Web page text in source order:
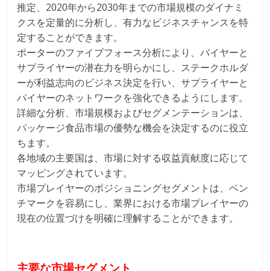
推定、2020年から2030年までの市場規模のダイナミ
クスを定量的に分析し、有力なビジネスチャンスを特
定することができます。
ポーターのファイブフォース分析により、バイヤーと
サプライヤーの潜在力を明らかにし、ステークホルダ
ーが利益志向のビジネス決定を行い、サプライヤーと
バイヤーのネットワークを強化できるようにします。
詳細な分析、市場規模およびセグメンテーションは、
パッケージ食品市場の優勢な機会を決定するのに役立
ちます。
各地域の主要国は、市場に対する収益貢献度に応じて
マッピングされています。
市場プレイヤーのポジショニングセグメントは、ベン
チマークを容易にし、業界における市場プレイヤーの
現在の位置づけを明確に理解することができます。
主要な市場セグメント